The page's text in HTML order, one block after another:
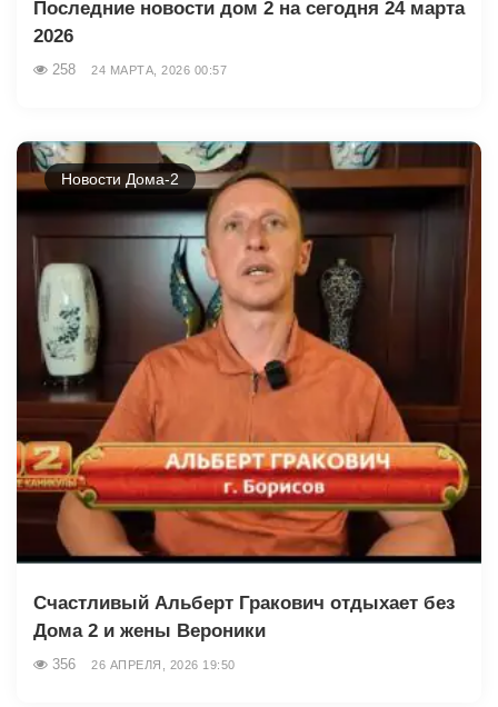
Последние новости дом 2 на сегодня 24 марта
2026
258 24 МАРТА, 2026 00:57
Новости Дома-2
Счастливый Альберт Гракович отдыхает без
Дома 2 и жены Вероники
356 26 АПРЕЛЯ, 2026 19:50